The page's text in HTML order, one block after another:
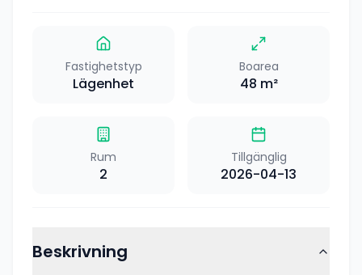
Fastighetstyp
Lägenhet
Boarea
48 m²
Rum
2
Tillgänglig
2026-04-13
Beskrivning